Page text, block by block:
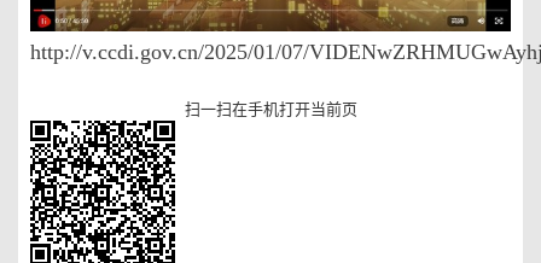
http://v.ccdi.gov.cn/2025/01/07/
扫一扫在手机打开当前页